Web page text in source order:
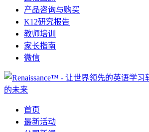
产品咨询与购买
K12研究报告
教师培训
家长指南
微信
首页
最新活动